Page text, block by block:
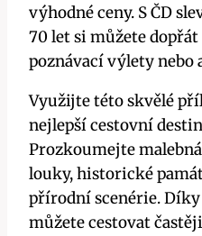
výhodné ceny. S ČD
70 let si můžete
poznávací výlety nebo
Využijte této skvělé
nejlepší cestovní
Prozkoumejte
louky, historické
přírodní scenérie.
můžete cestovat